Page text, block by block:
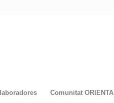
Comunitat ORIENTA